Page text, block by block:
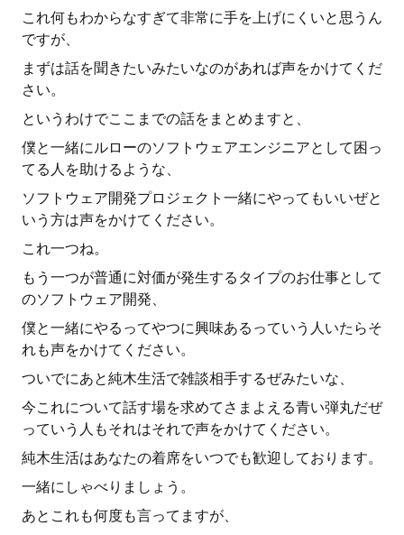
これ何もわからなすぎて非常に手を上げにくいと思うん
ですが、
まずは話を聞きたいみたいなのがあれば声をかけてくだ
さい。
というわけでここまでの話をまとめますと、
僕と一緒にルローのソフトウェアエンジニアとして困っ
てる人を助けるような、
ソフトウェア開発プロジェクト一緒にやってもいいぜと
いう方は声をかけてください。
これ一つね。
もう一つが普通に対価が発生するタイプのお仕事として
のソフトウェア開発、
僕と一緒にやるってやつに興味あるっていう人いたらそ
れも声をかけてください。
ついでにあと純木生活で雑談相手するぜみたいな、
今これについて話す場を求めてさまよえる青い弾丸だぜ
っていう人もそれはそれで声をかけてください。
純木生活はあなたの着席をいつでも歓迎しております。
一緒にしゃべりましょう。
あとこれも何度も言ってますが、